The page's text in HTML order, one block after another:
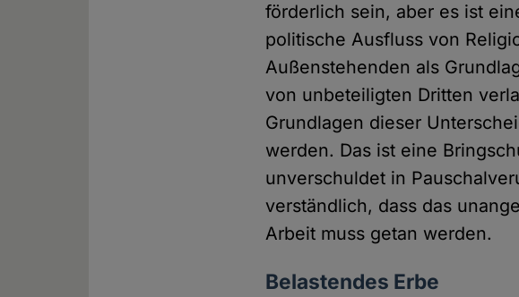
förderlich sein, aber es ist
politische Ausfluss von
Außenstehenden als
von unbeteiligten Dritten
Grundlagen dieser
werden. Das ist eine
unverschuldet in
verständlich, dass das
Arbeit muss getan werden.
Belastendes Erbe